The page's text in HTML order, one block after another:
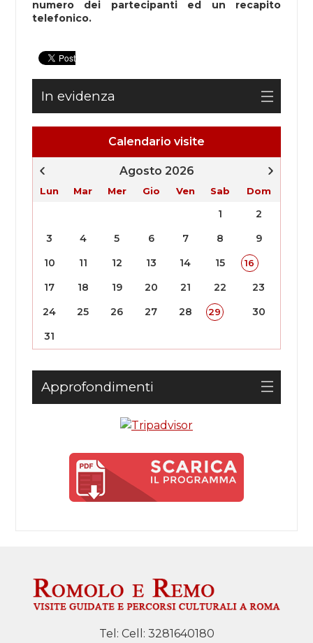
Calendario visite
Agosto 2026
Lun Mar Mer Gio Ven Sab Dom
1
2
3
4 5 6 7 8
9
10
11 12 13 14 15 16
17 18 19 20 21 22
23
24
25 26 27 28 29
30
31
Approfondimenti
numero dei partecipanti ed un recapito
telefonico.
In evidenza
Tel: Cell: 3281640180